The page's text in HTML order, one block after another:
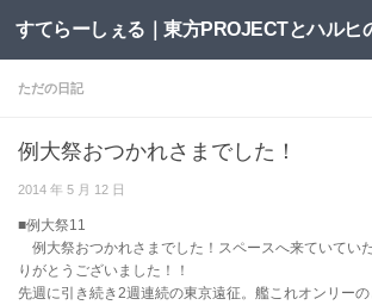
コンテンツへスキップ
ただの日記
例大祭おつかれさまでした！
2014 年 5 月 12 日
■例大祭11
例大祭おつかれさまでした！スペースへ来ていてい
りがとうございました！！
先週に引き続き2週連続の東京遠征。艦これオンリー